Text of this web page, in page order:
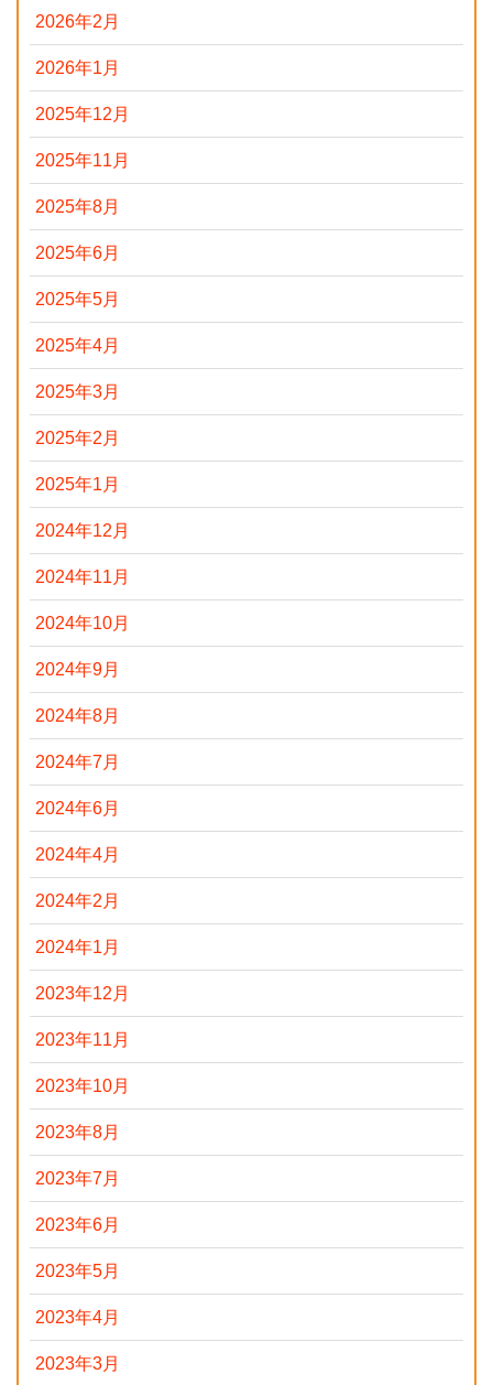
2026年2月
2026年1月
2025年12月
2025年11月
2025年8月
2025年6月
2025年5月
2025年4月
2025年3月
2025年2月
2025年1月
2024年12月
2024年11月
2024年10月
2024年9月
2024年8月
2024年7月
2024年6月
2024年4月
2024年2月
2024年1月
2023年12月
2023年11月
2023年10月
2023年8月
2023年7月
2023年6月
2023年5月
2023年4月
2023年3月